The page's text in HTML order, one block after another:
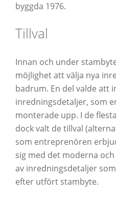
byggda 1976.
Tillval
Innan och under
möjlighet att välja nya
badrum. En del valde att
inredningsdetaljer, som
monterade upp. I de
dock valt de tillval
som entreprenören
sig med det moderna
av inredningsdetaljer
efter utfört stambyte.